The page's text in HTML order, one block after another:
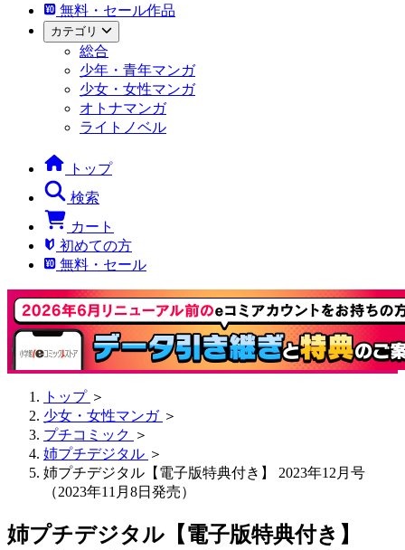
無料・セール作品
カテゴリ
総合
少年・青年マンガ
少女・女性マンガ
オトナマンガ
ライトノベル
トップ
検索
カート
初めての方
無料・セール
トップ ＞
少女・女性マンガ ＞
プチコミック ＞
姉プチデジタル ＞
姉プチデジタル【電子版特典付き】 2023年12月号
（2023年11月8日発売）
姉プチデジタル【電子版特典付き】